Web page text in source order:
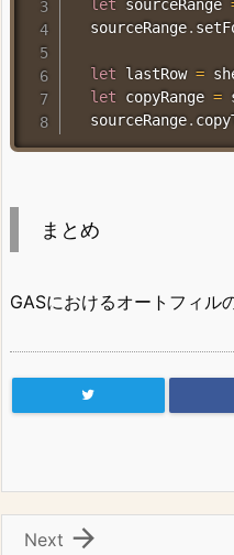
let sourceRange
  sourceRange
.
let lastRow =
let copyRange =
  sourceRange
.
まとめ
GASにおけるオートフィル

Next